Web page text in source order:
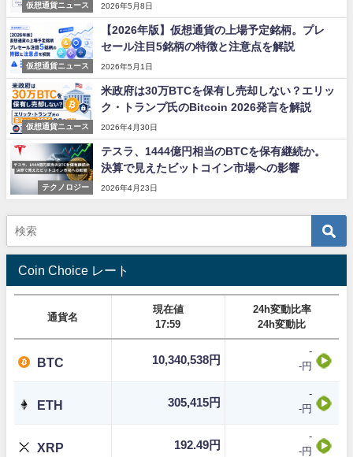
仮想通貨ニュース 2026年5月8日
仮想通貨ニュース
【2026年版】仮想通貨の上場予定銘柄。プレ
セール注目5銘柄の特徴と注意点を解説
2026年5月1日
仮想通貨ニュース
米政府は30万BTCを保有し売却しない？エリッ
ク・トランプ氏のBitcoin 2026発言を解説
2026年4月30日
テクノロジー
テスラ、1444億円相当のBTCを保有継続か。
決算で見えたビットコイン市場への影響
2026年4月23日
Coin Choice レート
通貨名
現在値
17:59
24h変動比率
24h変動比
BTC 10,340,538円
-
-円
ETH 305,415円
-
-円
XRP 192.49円
-
-円